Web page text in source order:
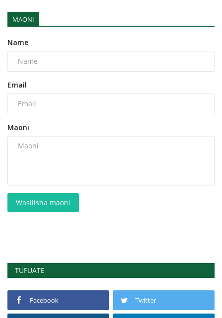
MAONI
Name
Email
Maoni
Wasilisha maoni
TUFUATE
Facebook Twitter